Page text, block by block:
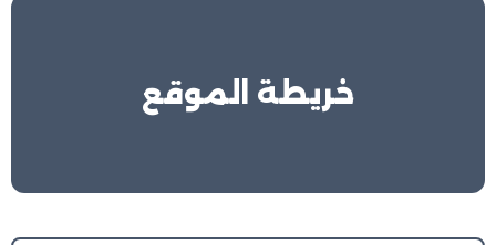
خريطة الموقع